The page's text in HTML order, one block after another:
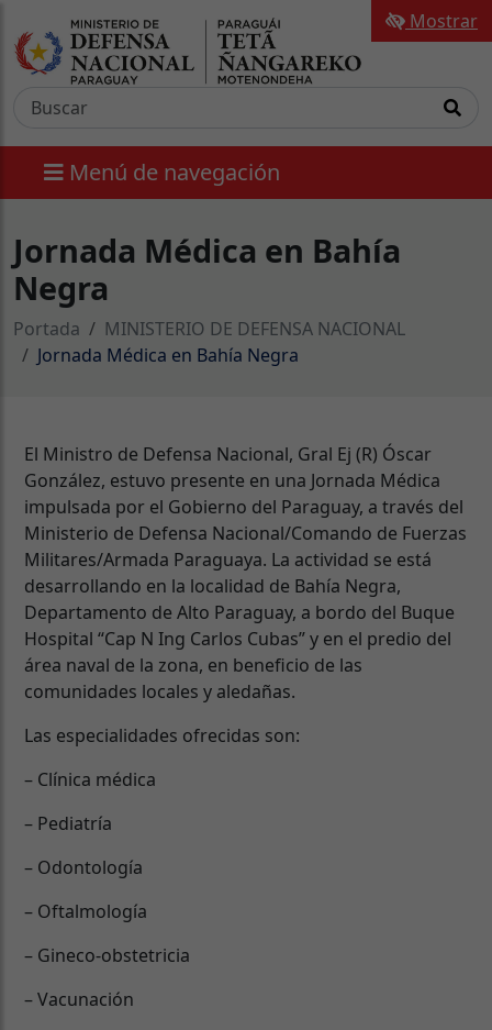
Menú de navegación
Mostrar
Jornada Médica en Bahía
Negra
Portada
MINISTERIO DE DEFENSA NACIONAL
Jornada Médica en Bahía Negra
El Ministro de Defensa Nacional, Gral Ej (R) Óscar
González, estuvo presente en una Jornada Médica
impulsada por el Gobierno del Paraguay, a través del
Ministerio de Defensa Nacional/Comando de Fuerzas
Militares/Armada Paraguaya. La actividad se está
desarrollando en la localidad de Bahía Negra,
Departamento de Alto Paraguay, a bordo del Buque
Hospital “Cap N Ing Carlos Cubas” y en el predio del
área naval de la zona, en beneficio de las
comunidades locales y aledañas.
Las especialidades ofrecidas son:
– Clínica médica
– Pediatría
– Odontología
– Oftalmología
– Gineco-obstetricia
– Vacunación